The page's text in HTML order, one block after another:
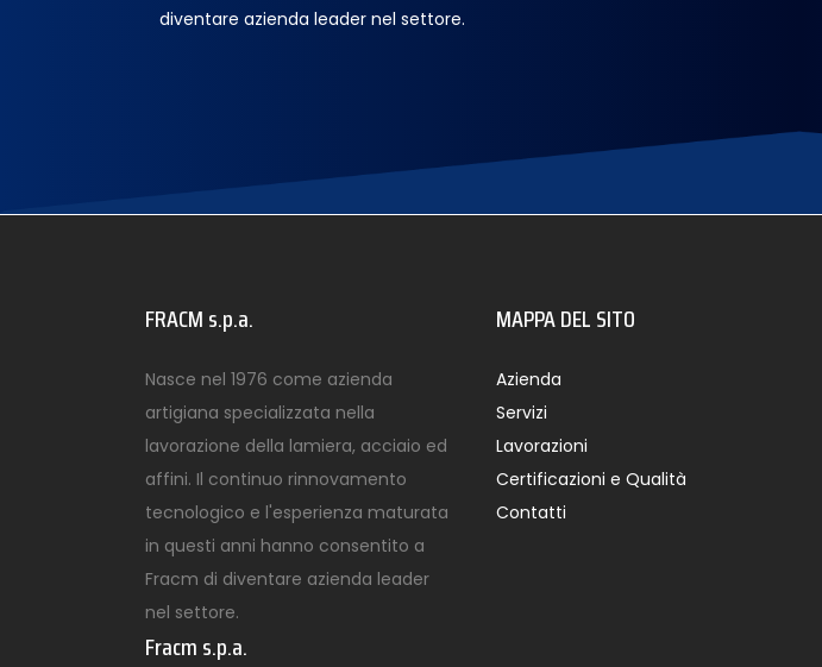
diventare azienda leader nel settore.
FRACM s.p.a.
Nasce nel 1976 come azienda
artigiana specializzata nella
lavorazione della lamiera, acciaio ed
affini. Il continuo rinnovamento
tecnologico e l'esperienza maturata
in questi anni hanno consentito a
Fracm di diventare azienda leader
nel settore.
Fracm s.p.a.
MAPPA DEL SITO
Azienda
Servizi
Lavorazioni
Certificazioni e Qualità
Contatti